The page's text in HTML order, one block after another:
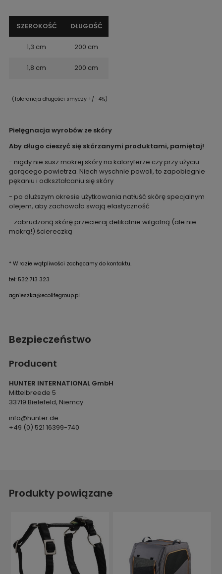
SZEROKOŚĆ DŁUGOŚĆ
1,3 cm 200 cm
1,8 cm 200 cm
(Tolerancja długości smyczy +/- 4%)
Pielęgnacja wyrobów ze skóry
Aby długo cieszyć się skórzanymi produktami, pamiętaj!
- nigdy nie susz mokrej skóry na kaloryferze czy przy użyciu
gorącego powietrza. Niech wyschnie powoli, to zapobiegnie
pękaniu i odkształcaniu się skóry
- po dłuższym okresie użytkowania natłuść skórę specjalnym
olejem, aby zachowała swoją elastyczność
- zabrudzoną skórę przecieraj delikatnie wilgotną (ale nie
mokrą!) ściereczką
* W razie wątpliwości zachęcamy do kontaktu.
tel: 532 713 323
agnieszka@ecolifegroup.pl
Bezpieczeństwo
Producent
HUNTER INTERNATIONAL GmbH
Mittelbreede 5
33719 Bielefeld, Niemcy
info@hunter.de
+49 (0) 521 16399-740
Produkty powiązane